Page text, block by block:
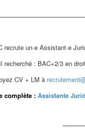
recrute un·e Assistant·e
recherché : BAC+2/3 en
CV + LM à
complète : Assistante